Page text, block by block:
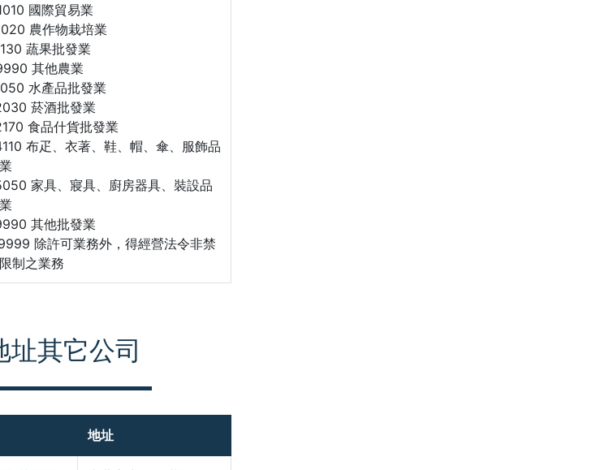
國際貿易業
農作物栽培業
蔬果批發業
其他農業
水產品批發業
菸酒批發業
食品什貨批發業
布疋、衣著、鞋、帽、傘、服飾品
家具、寢具、廚房器具、裝設品
其他批發業
除許可業務外，得經營法令非禁
制之業務
址其它公司
地址